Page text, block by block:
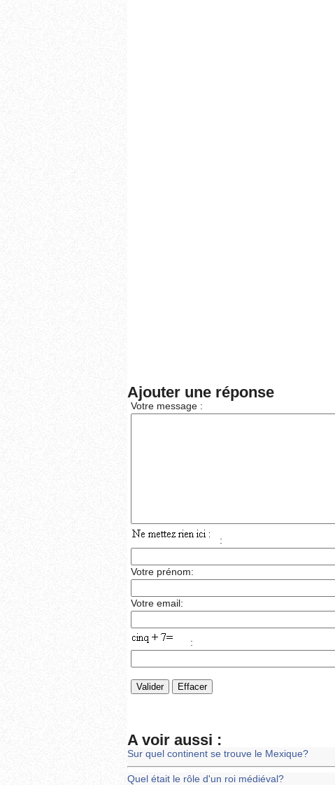
Ajouter une réponse
Votre message :
:
Votre prénom:
Votre email:
:
A voir aussi :
Sur quel continent se trouve le Mexique?
Quel était le rôle d'un roi médiéval?